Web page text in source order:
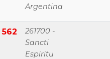
Argentina
562
261700 -
Sancti
Espiritu